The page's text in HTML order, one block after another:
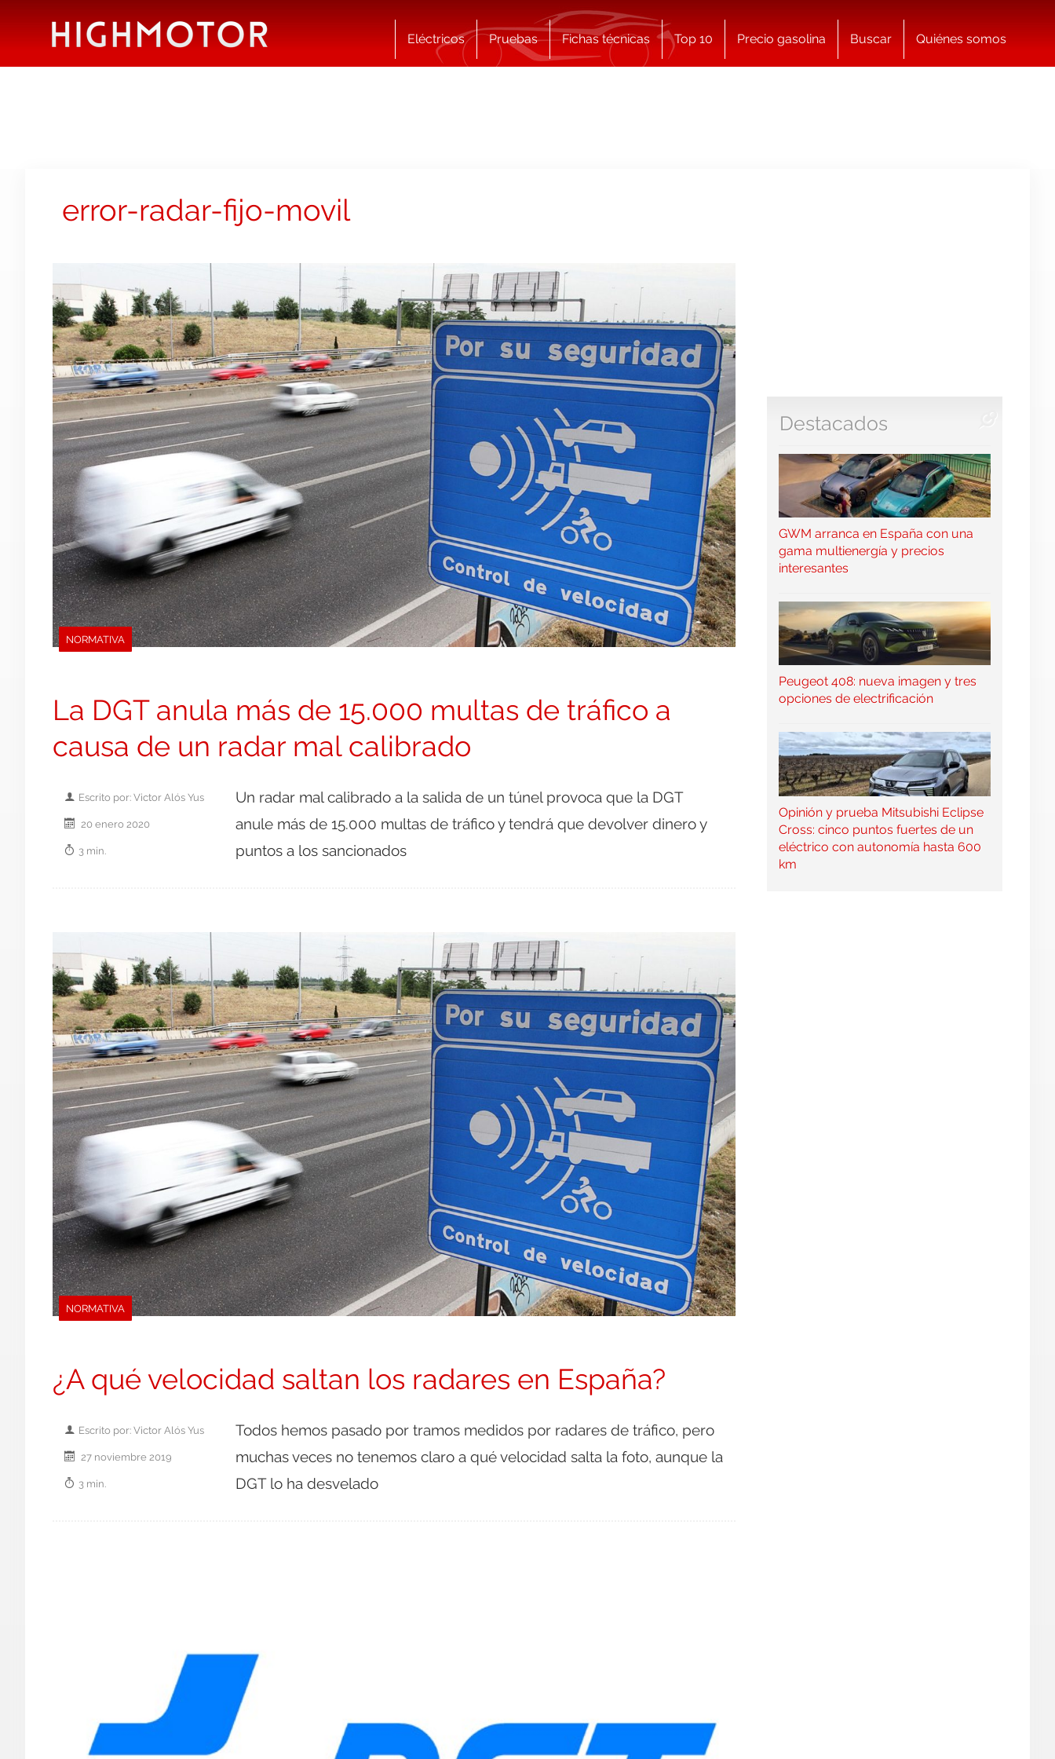
Eléctricos Pruebas Fichas técnicas Top 10 Precio gasolina Buscar Quiénes somos
error-radar-fijo-movil
NORMATIVA
La DGT anula más de 15.000 multas de tráfico a
causa de un radar mal calibrado
Escrito por: Victor Alós Yus
20 enero 2020
3 min.
Un radar mal calibrado a la salida de un túnel provoca que la DGT
anule más de 15.000 multas de tráfico y tendrá que devolver dinero y
puntos a los sancionados
NORMATIVA
¿A qué velocidad saltan los radares en España?
Escrito por: Victor Alós Yus
27 noviembre 2019
3 min.
Todos hemos pasado por tramos medidos por radares de tráfico, pero
muchas veces no tenemos claro a qué velocidad salta la foto, aunque la
DGT lo ha desvelado
Destacados
GWM arranca en España con una
gama multienergía y precios
interesantes
Peugeot 408: nueva imagen y tres
opciones de electrificación
Opinión y prueba Mitsubishi Eclipse
Cross: cinco puntos fuertes de un
eléctrico con autonomía hasta 600
km